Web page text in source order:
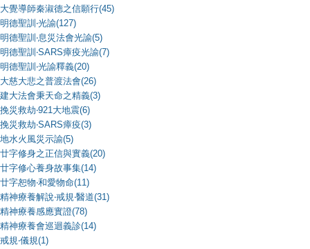
大覺導師秦淑德之信願行(45)
明德聖訓‧光諭(127)
明德聖訓‧息災法會光諭(5)
明德聖訓‧SARS瘴疫光諭(7)
明德聖訓‧光諭釋義(20)
大慈大悲之普渡法會(26)
建大法會秉天命之精義(3)
挽災救劫‧921大地震(6)
挽災救劫‧SARS瘴疫(3)
地水火風災示諭(5)
廿字修身之正信與實義(20)
廿字修心養身故事集(14)
廿字恕物‧和愛物命(11)
精神療養解說‧戒規‧醫道(31)
精神療養感應實證(78)
精神療養會巡迴義診(14)
戒規‧儀規(1)